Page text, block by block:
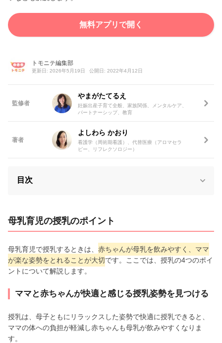
無料アプリで開く
トモニテ編集部
更新日: 2026年5月19日 公開日: 2022年4月12日
監修者
やまがたてるえ
妊娠出産子育て全般、家族関係、メンタルケア、
パートナーシップ、教育
著者
よしわら かおり
看護学（周術期看護）、代替医療（アロマセラ
ピー、リフレクソロジー）
目次
母乳育児の授乳のポイント
母乳育児で授乳するときは、 赤ちゃんが母乳を飲みやすく、ママ
が楽な姿勢をとれることが大切です。ここでは、授乳の4つのポイ
ントについて解説します。
ママと赤ちゃんが快適と感じる授乳姿勢を見つける
授乳は、母子ともにリラックスした姿勢で快適に授乳できると、
ママの体への負担が軽減し赤ちゃんも母乳が飲みやすくなりま
す。